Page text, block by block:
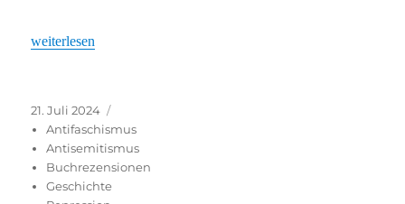
„Die Mitte stand rechts“
weiterlesen
Veröffentlicht
am
21. Juli 2024
Antifaschismus
Antisemitismus
Buchrezensionen
Geschichte